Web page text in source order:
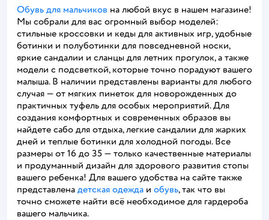
Обувь для мальчиков на любой вкус в нашем магазине!
Мы собрали для вас огромный выбор моделей:
стильные кроссовки и кеды для активных игр, удобные
ботинки и полуботинки для повседневной носки,
яркие сандалии и сланцы для летних прогулок, а также
модели с подсветкой, которые точно порадуют вашего
малыша. В наличии представлены варианты для любого
случая — от мягких пинеток для новорожденных до
практичных туфель для особых мероприятий. Для
создания комфортных и современных образов вы
найдете сабо для отдыха, легкие сандалии для жарких
дней и теплые ботинки для холодной погоды. Все
размеры от 16 до 35 — только качественные материалы
и продуманный дизайн для здорового развития стопы
вашего ребенка! Для вашего удобства на сайте также
представлена детская одежда и обувь, так что вы
точно сможете найти всё необходимое для гардероба
вашего мальчика.